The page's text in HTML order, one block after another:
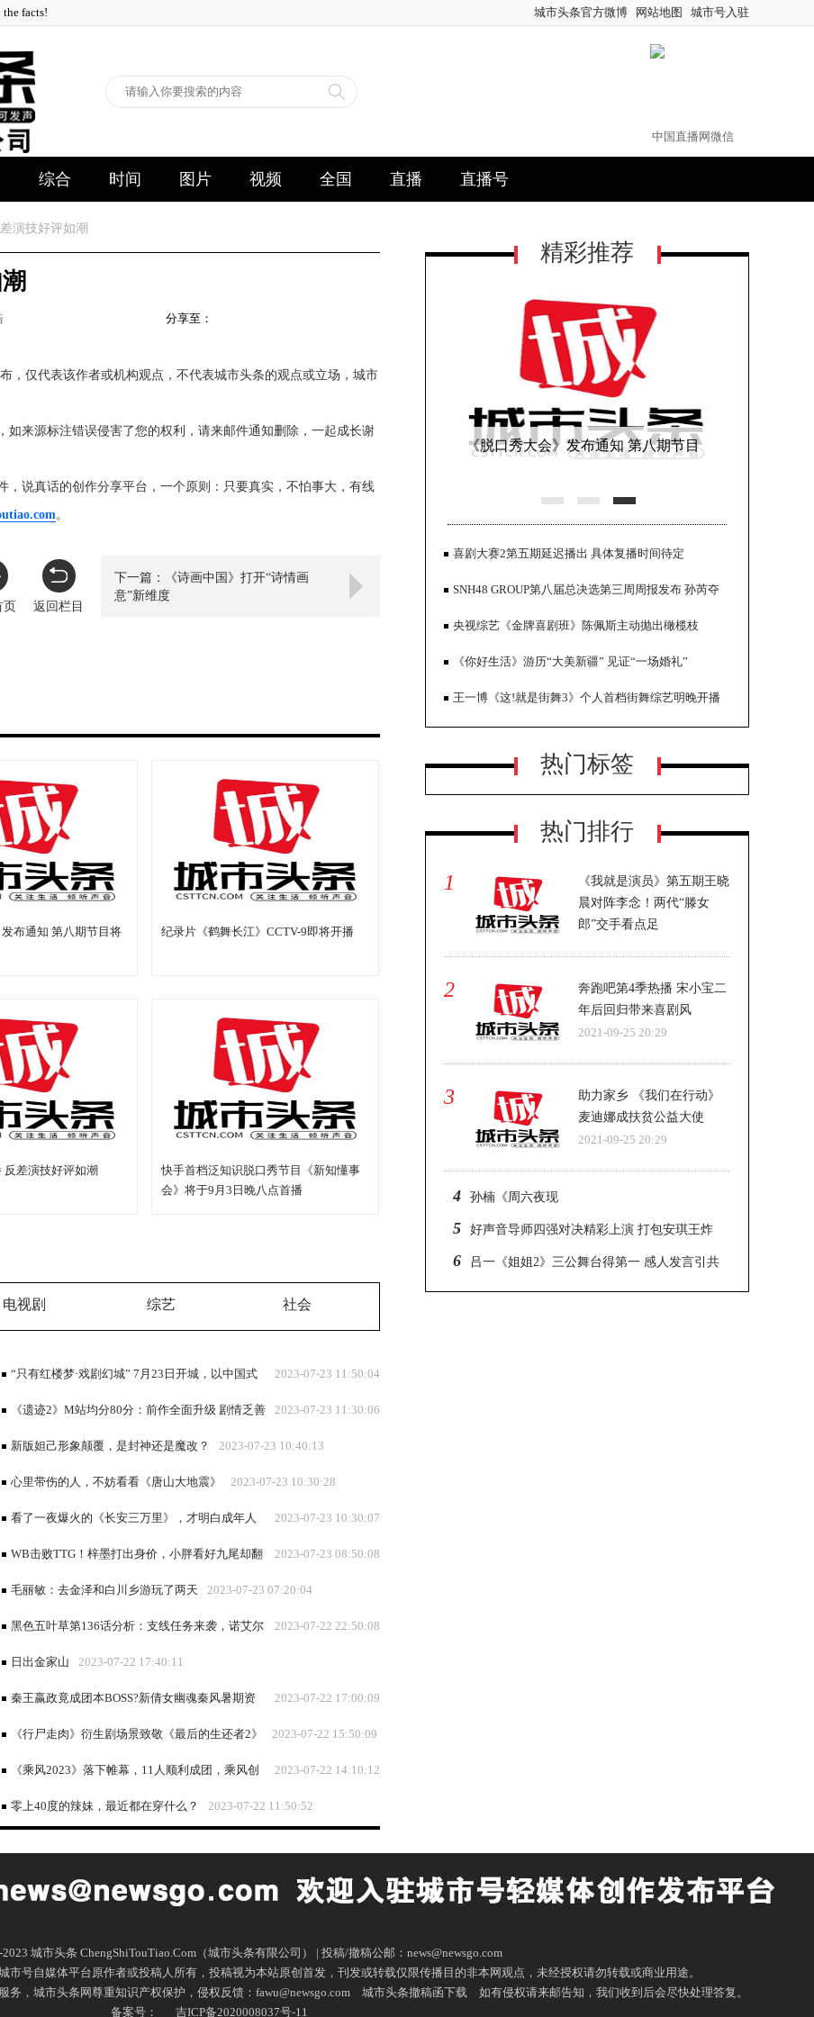
facts! 城市头条官方微博 网站地图 城市号入驻
中国直播网微信
综合 时间 图片 视频 全国 直播 直播号
演技好评如潮
分享至：
，仅代表该作者或机构观点，不代表城市头条的观点或立场，城市
如来源标注错误侵害了您的权利，请来邮件通知删除，一起成长谢
，说真话的创作分享平台，一个原则：只要真实，不怕事大，有线
。
页 返回栏目
下一篇：《诗画中国》打开“诗情画
意”新维度
发布通知 第八期节目将
纪录片《鹤舞长江》CCTV-9即将开播
反差演技好评如潮
快手首档泛知识脱口秀节目《新知懂事
会》将于9月3日晚八点首播
电视剧 综艺 社会
2023-07-23 11:50:04
“只有红楼梦·戏剧幻城” 7月23日开城，以中国式
审美讲述心中的“红楼梦” 2023-07-23 11:30:06
《遗迹2》M站均分80分：前作全面升级 剧情乏善
可陈 2023-07-23 10:40:13
新版妲己形象颠覆，是封神还是魔改？
2023-07-23 10:30:28
心里带伤的人，不妨看看《唐山大地震》
2023-07-23 10:30:07
看了一夜爆火的《长安三万里》，才明白成年人
的辛酸，都被他说尽了 2023-07-23 08:50:08
WB击败TTG！梓墨打出身价，小胖看好九尾却翻
车，AG迎来关键一战 2023-07-23 07:20:04
毛丽敏：去金泽和白川乡游玩了两天
2023-07-22 22:50:08
黑色五叶草第136话分析：支线任务来袭，诺艾尔
再次突破极限！2023-07-22 17:40:11
日出金家山
2023-07-22 17:00:09
秦王嬴政竟成团本BOSS?新倩女幽魂秦风暑期资
料片“反转”不停! 2023-07-22 15:50:09
《行尸走肉》衍生剧场景致敬《最后的生还者2》
2023-07-22 14:10:12
《乘风2023》落下帷幕，11人顺利成团，乘风创
始人谢娜成最大赢家 2023-07-22 11:50:52
零上40度的辣妹，最近都在穿什么？
精彩推荐
《脱口秀大会》发布通知 第八期节目
《诗画中国》打开“诗情画意”新维度
喜剧大赛2第五期延迟播出 具体复播时间待定
SNH48 GROUP第八届总决选第三周周报发布 孙芮夺
得第一
央视综艺《金牌喜剧班》陈佩斯主动抛出橄榄枝
《你好生活》游历“大美新疆” 见证“一场婚礼”
王一博《这!就是街舞3》个人首档街舞综艺明晚开播
热门标签
热门排行
1
《我就是演员》第五期王晓
晨对阵李念！两代“滕女
郎”交手看点足
2
奔跑吧第4季热播 宋小宝二
年后回归带来喜剧风
2021-09-25 20:29
3
助力家乡 《我们在行动》
麦迪娜成扶贫公益大使
2021-09-25 20:29
4 孙楠《周六夜现
5 好声音导师四强对决精彩上演 打包安琪王炸
之战
6 吕一《姐姐2》三公舞台得第一 感人发言引共
鸣
城市头条 ChengShiTouTiao.Com（城市头条有限公司） | 投稿/撤稿公邮：news@newsgo.com
号自媒体平台原作者或投稿人所有，投稿视为本站原创首发，刊发或转载仅限传播目的非本网观点，未经授权请勿转载或商业用途。
，城市头条网尊重知识产权保护，侵权反馈：fawu@newsgo.com
城市头条撤稿函下载
如有侵权请来邮告知，我们收到后会尽快处理答复。
备案号：
吉ICP备2020008037号-11